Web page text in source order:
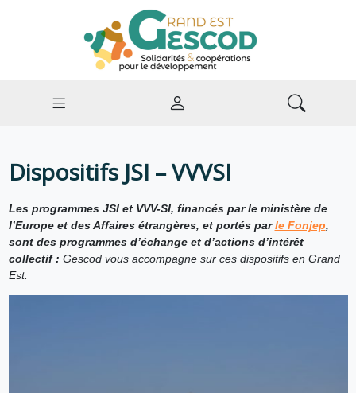
Dispositifs JSI – VVVSI
Les programmes JSI et VVV-SI, financés par le ministère de
l’Europe et des Affaires étrangères, et portés parle Fonjep,
sont des programmes d’échange et d’actions d’intérêt
collectif : Gescod vous accompagne sur ces dispositifs en Grand
Est.